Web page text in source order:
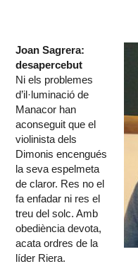
Joan Sagrera:
desapercebut
Ni els problemes
d’il·luminació de
Manacor han
aconseguit que el
violinista dels
Dimonis encengués
la seva espelmeta
de claror. Res no el
fa enfadar ni res el
treu del solc. Amb
obediència devota,
acata ordres de la
líder Riera.